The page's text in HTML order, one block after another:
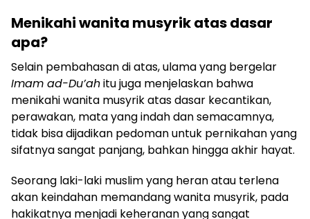
Menikahi wanita musyrik atas dasar
apa?
Selain pembahasan di atas, ulama yang bergelar
Imam ad-Du’ahitu juga menjelaskan bahwa
menikahi wanita musyrik atas dasar kecantikan,
perawakan, mata yang indah dan semacamnya,
tidak bisa dijadikan pedoman untuk pernikahan yang
sifatnya sangat panjang, bahkan hingga akhir hayat.
Seorang laki-laki muslim yang heran atau terlena
akan keindahan memandang wanita musyrik, pada
hakikatnya menjadi keheranan yang sangat